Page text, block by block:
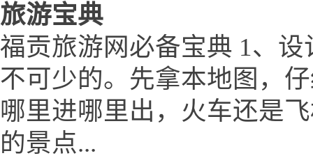
旅游宝典
福贡旅游网必备宝典 1、
不可少的。先拿本地图，
哪里进哪里出，火车还是
的景点...